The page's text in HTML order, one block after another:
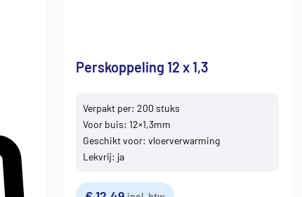
Perskoppeling 12 x 1,3
Verpakt per: 200 stuks
Voor buis: 12×1,3mm
Geschikt voor: vloerverwarming
Lekvrij: ja